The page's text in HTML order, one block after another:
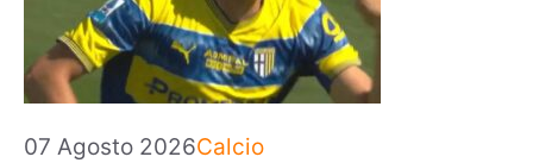
07 Agosto 2026Categorie
Calcio